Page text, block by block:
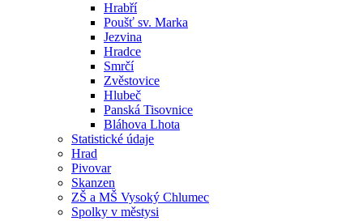
Hrabří
Poušť sv. Marka
Jezvina
Hradce
Smrčí
Zvěstovice
Hlubeč
Panská Tisovnice
Bláhova Lhota
Statistické údaje
Hrad
Pivovar
Skanzen
ZŠ a MŠ Vysoký Chlumec
Spolky v městysi